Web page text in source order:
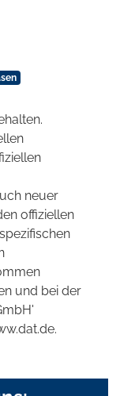
neuer
offiziellen
und bei der